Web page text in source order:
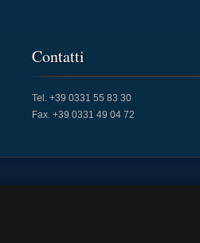
Contatti
Tel. +39 0331 55 83 30
Fax. +39 0331 49 04 72